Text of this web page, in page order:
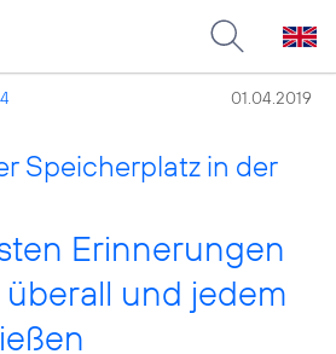
01.04.2019
Speicherplatz in der
Erinnerungen
und jedem